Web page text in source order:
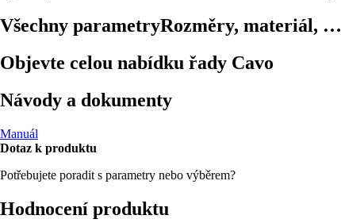
Všechny parametryRozměry, materiál, …
Objevte celou nabídku řady Cavo
Návody a dokumenty
Manuál
Dotaz k produktu
Potřebujete poradit s parametry nebo výběrem?
Hodnocení produktu